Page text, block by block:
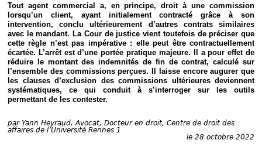
IT
Tout agent commercial a, en principe, droit à une commission
lorsqu’un client, ayant initialement contracté grâce à son
intervention, conclu ultérieurement d’autres contrats similaires
avec le mandant. La Cour de justice vient toutefois de préciser que
cette règle n’est pas impérative : elle peut être contractuellement
écartée. L’arrêt est d’une portée pratique majeure. Il a pour effet de
réduire le montant des indemnités de fin de contrat, calculé sur
l’ensemble des commissions perçues. Il laisse encore augurer que
les clauses d’exclusion des commissions ultérieures deviennent
systématiques, ce qui conduit à s’interroger sur les outils
permettant de les contester.
par Yann Heyraud, Avocat, Docteur en droit, Centre de droit des
affaires de l’Université Rennes 1
le 28 octobre 2022